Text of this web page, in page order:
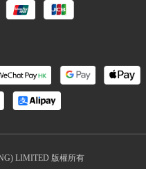
LIMITED 版權所有